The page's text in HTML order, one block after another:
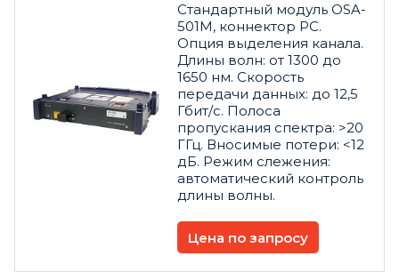
Стандартный модуль OSA-
501M, коннектор PC.
Опция выделения канала.
Длины волн: от 1300 до
1650 нм. Скорость
передачи данных: до 12,5
Гбит/с. Полоса
пропускания спектра: >20
ГГц. Вносимые потери: <12
дБ. Режим слежения:
автоматический контроль
длины волны.
Цена по запросу